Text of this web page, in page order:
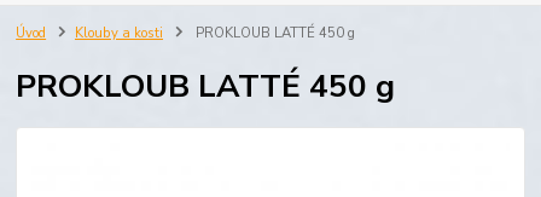
Úvod Klouby a kosti PROKLOUB LATTÉ 450 g
PROKLOUB LATTÉ 450 g